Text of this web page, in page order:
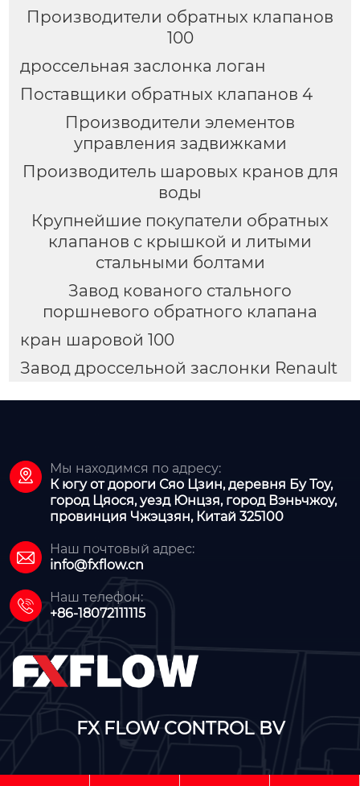
Производители обратных клапанов
100
дроссельная заслонка логан
Поставщики обратных клапанов 4
Производители элементов
управления задвижками
Производитель шаровых кранов для
воды
Крупнейшие покупатели обратных
клапанов с крышкой и литыми
стальными болтами
Завод кованого стального
поршневого обратного клапана
кран шаровой 100
Завод дроссельной заслонки Renault

Мы находимся по адресу:
К югу от дороги Сяо Цзин, деревня Бу Тоу,
город Цяося, уезд Юнцзя, город Вэньчжоу,
провинция Чжэцзян, Китай 325100

Наш почтовый адрес:
info@fxflow.cn

Наш телефон:
+86-18072111115
FX FLOW CONTROL BV